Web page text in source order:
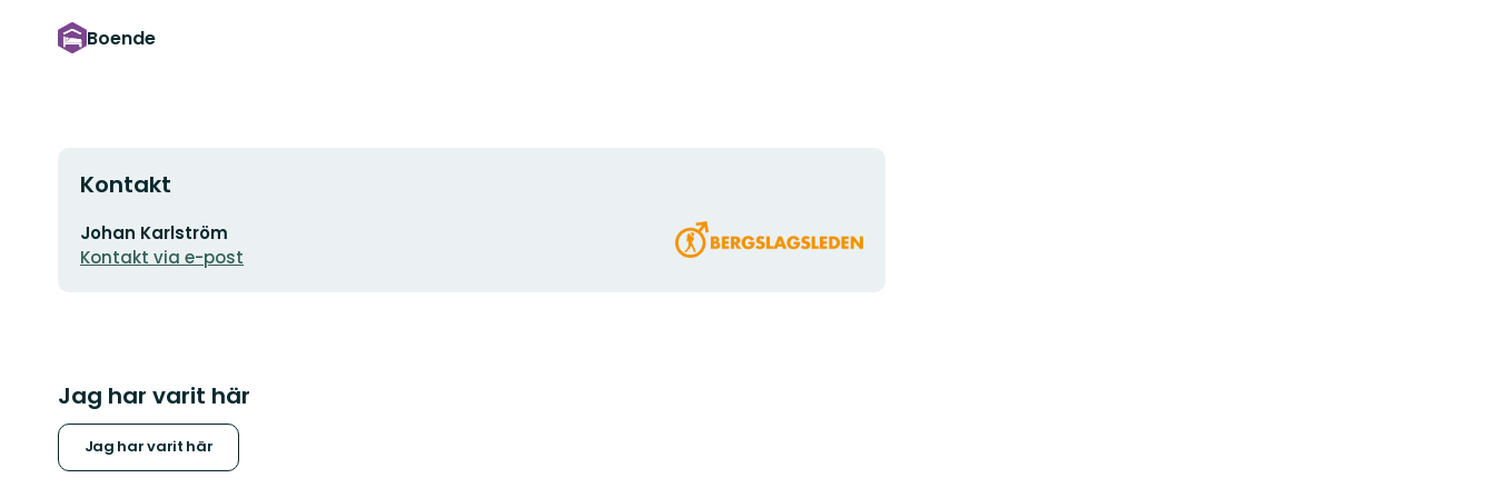
Boende
Kontakt
E-
postadress
Johan Karlström
Kontakt via e-post
Organisationens
logotyp
Jag har varit här
Jag har varit här